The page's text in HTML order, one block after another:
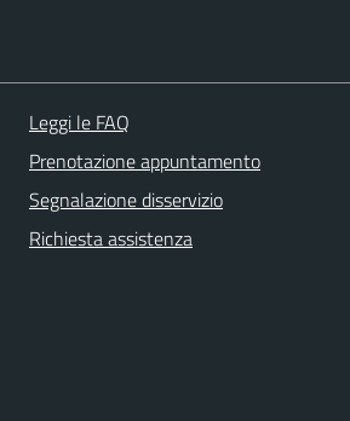
Leggi le FAQ
Prenotazione appuntamento
Segnalazione disservizio
Richiesta assistenza